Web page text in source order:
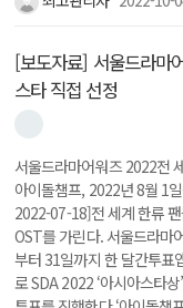
[보도자료] 서울드라마
스타 직접 선정
서울드라마어워즈 2022전
아이돌챔프, 2022년 8월 1
2022-07-18]전 세계 한류
OST를 가린다. 서울드라마
부터 31일까지 한 달간투표
로 SDA 2022 ‘아시아스타상